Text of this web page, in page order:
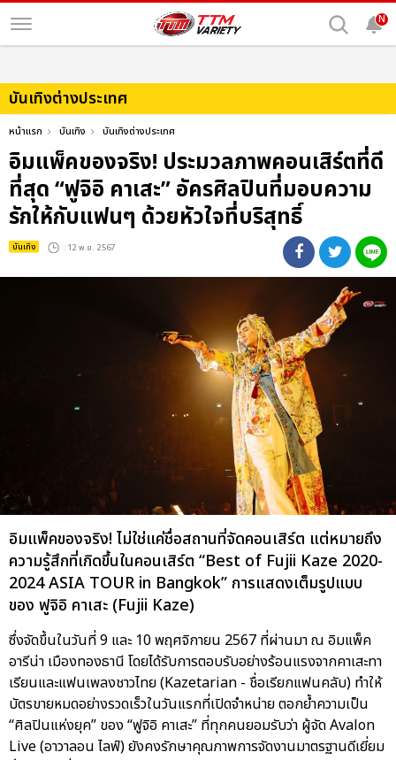
N
บันเทิงต่างประเทศ
หน้าแรก บันเทิง บันเทิงต่างประเทศ
อิมแพ็คของจริง! ประมวลภาพคอนเสิร์ตที่ดี
ที่สุด “ฟูจิอิ คาเสะ” อัครศิลปินที่มอบความ
รักให้กับแฟนๆ ด้วยหัวใจที่บริสุทธิ์
บันเทิง : 12 พ.ย. 2567
อิมแพ็คของจริง! ไม่ใช่แค่ชื่อสถานที่จัดคอนเสิร์ต แต่หมายถึง
ความรู้สึกที่เกิดขึ้นในคอนเสิร์ต “Best of Fujii Kaze 2020-
2024 ASIA TOUR in Bangkok” การแสดงเต็มรูปแบบ
ของ ฟูจิอิ คาเสะ (Fujii Kaze)
ซึ่งจัดขึ้นในวันที่ 9 และ 10 พฤศจิกายน 2567 ที่ผ่านมา ณ อิมแพ็ค
อารีน่า เมืองทองธานี โดยได้รับการตอบรับอย่างร้อนแรงจากคาเสะทา
เรียนและแฟนเพลงชาวไทย (Kazetarian - ชื่อเรียกแฟนคลับ) ทำให้
บัตรขายหมดอย่างรวดเร็วในวันแรกที่เปิดจำหน่าย ตอกย้ำความเป็น
“ศิลปินแห่งยุค” ของ “ฟูจิอิ คาเสะ” ที่ทุกคนยอมรับว่า ผู้จัด Avalon
Live (อาวาลอน ไลฟ์) ยังคงรักษาคุณภาพการจัดงานมาตรฐานดีเยี่ยม